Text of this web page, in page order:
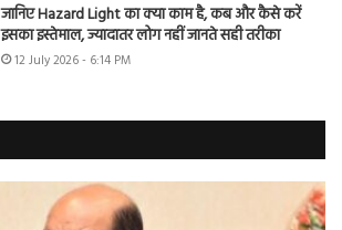
जानिए Hazard Light का क्या काम है, कब और कैसे करें
इसका इस्तेमाल, ज्यादातर लोग नहीं जानते सही तरीका
12 July 2026 - 6:14 PM